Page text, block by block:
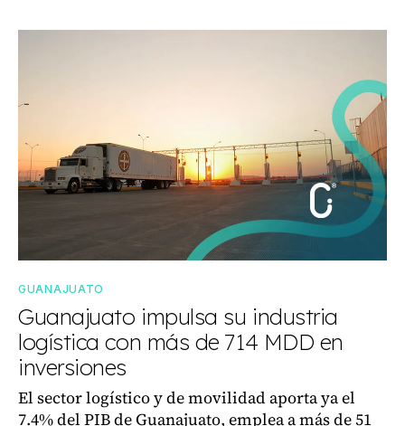
GUANAJUATO
Guanajuato impulsa su industria
logística con más de 714 MDD en
inversiones
El sector logístico y de movilidad aporta ya el
7.4% del PIB de Guanajuato, emplea a más de 51